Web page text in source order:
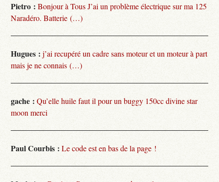
Pietro : Bonjour à Tous J’ai un problème électrique sur ma 125
Naradéro. Batterie (…)
Hugues : j’ai recupéré un cadre sans moteur et un moteur à part
mais je ne connais (…)
gache : Qu’elle huile faut il pour un buggy 150cc divine star
moon merci
Paul Courbis : Le code est en bas de la page !